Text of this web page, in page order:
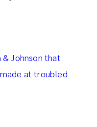
& Johnson that
at troubled